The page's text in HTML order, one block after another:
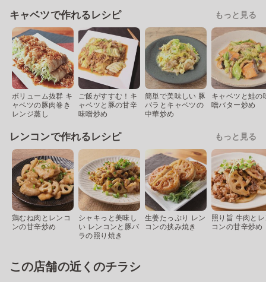
キャベツで作れるレシピ もっと見る
ボリューム抜群 キ
ャベツの豚肉巻き
レンジ蒸し
ご飯がすすむ！キ
ャベツと豚の甘辛
味噌炒め
簡単で美味しい 豚
バラとキャベツの
中華炒め
キャベツと鮭の
噌バター炒め
レンコンで作れるレシピ もっと見る
鶏むね肉とレンコ
ンの甘辛炒め
シャキっと美味し
い レンコンと豚バ
ラの照り焼き
生姜たっぷり レン
コンの挟み焼き
照り旨 牛肉と
コンの甘辛炒め
この店舗の近くのチラシ